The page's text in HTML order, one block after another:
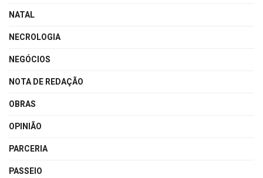
NATAL
NECROLOGIA
NEGÓCIOS
NOTA DE REDAÇÃO
OBRAS
OPINIÃO
PARCERIA
PASSEIO